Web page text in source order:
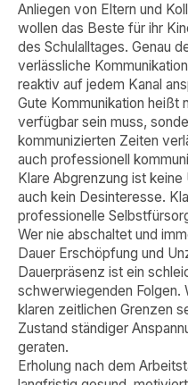
Anliegen von Eltern und
wollen das Beste für ihr
des Schulalltages. Genau
verlässliche
reaktiv auf jedem Kanal
Gute Kommunikation heißt
verfügbar sein muss,
kommunizierten Zeiten
auch professionell
Klare Abgrenzung ist
auch kein Desinteresse.
professionelle
Wer nie abschaltet und
Dauer Erschöpfung und
Dauerpräsenz ist ein
schwerwiegenden Folgen.
klaren zeitlichen Grenzen
Zustand ständiger
geraten.
Erholung nach dem